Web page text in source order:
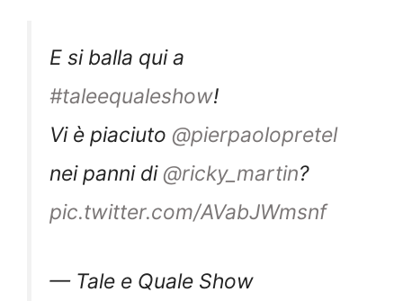
E si balla qui a
#taleequaleshow!
Vi è piaciuto @pierpaolopretel
nei panni di @ricky_martin?
pic.twitter.com/AVabJWmsnf
— Tale e Quale Show